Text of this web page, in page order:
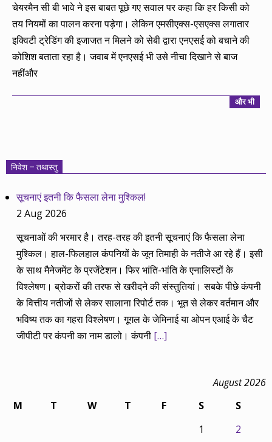
चेयरमैन सी बी भावे ने इस बाबत पूछे गए सवाल पर कहा कि हर किसी को
तय नियमों का पालन करना पड़ेगा। लेकिन एमसीएक्स-एसएक्स लगातार
इक्विटी ट्रेडिंग की इजाजत न मिलने को सेबी द्वारा एनएसई को बचाने की
कोशिश बताता रहा है। जवाब में एनएसई भी उसे नीचा दिखाने से बाज
नहींऔर
और भी
निवेश – तथास्तु
सूचनाएं इतनी कि फैसला लेना मुश्किल!
2 Aug 2026
सूचनाओं की भरमार है। तरह-तरह की इतनी सूचनाएं कि फैसला लेना
मुश्किल। हाल-फिलहाल कंपनियों के जून तिमाही के नतीजे आ रहे हैं। इसी
के साथ मैनेजमेंट के प्रजेंटेशन। फिर भांति-भांति के एनालिस्टों के
विश्लेषण। ब्रोकरों की तरफ से खरीदने की संस्तुतियां। सबके पीछे कंपनी
के वित्तीय नतीजों से लेकर सालाना रिपोर्ट तक। भूत से लेकर वर्तमान और
भविष्य तक का गहरा विश्लेषण। गूगल के जेमिनाई या ओपन एआई के चैट
जीपीटी पर कंपनी का नाम डालो। कंपनी […]
August 2026
M
T W T F S
S
1
2